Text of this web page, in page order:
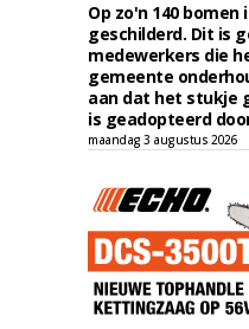
Op zo'n 140
geschilderd. Dit is
medewerkers die
gemeente
aan dat het stukje
is geadopteerd
maandag 3 augustus 2026